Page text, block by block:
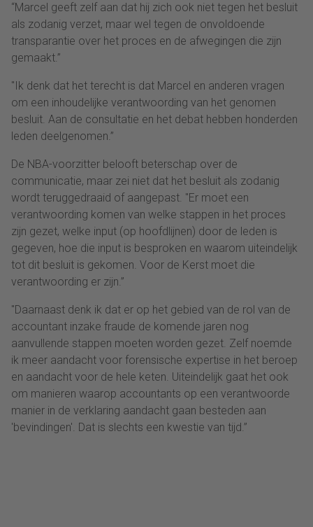
“Marcel geeft zelf aan dat hij zich ook niet tegen het besluit
als zodanig verzet, maar wel tegen de onvoldoende
transparantie over het proces en de afwegingen die zijn
gemaakt.”
"Ik denk dat het terecht is dat Marcel en anderen vragen
om een inhoudelijke verantwoording van het genomen
besluit. Aan de consultatie en het debat hebben honderden
leden deelgenomen.”
De NBA-voorzitter belooft beterschap over de
communicatie, maar zei niet dat het besluit als zodanig
wordt teruggedraaid of aangepast. "Er moet een
verantwoording komen van welke stappen in het proces
zijn gezet, welke input (op hoofdlijnen) door de leden is
gegeven, hoe die input is besproken en waarom uiteindelijk
tot dit besluit is gekomen. Voor de Kerst moet die
verantwoording er zijn.”
"Daarnaast denk ik dat er op het gebied van de rol van de
accountant inzake fraude de komende jaren nog
aanvullende stappen moeten worden gezet. Zelf noemde
ik meer aandacht voor forensische expertise in het beroep
en aandacht voor de hele keten. Uiteindelijk gaat het ook
om manieren waarop accountants op een verantwoorde
manier in de verklaring aandacht gaan besteden aan
'bevindingen'. Dat is slechts een kwestie van tijd.”